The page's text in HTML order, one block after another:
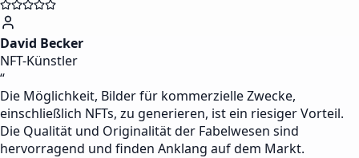
David Becker
NFT-Künstler
“
Die Möglichkeit, Bilder für kommerzielle Zwecke,
einschließlich NFTs, zu generieren, ist ein riesiger Vorteil.
Die Qualität und Originalität der Fabelwesen sind
hervorragend und finden Anklang auf dem Markt.